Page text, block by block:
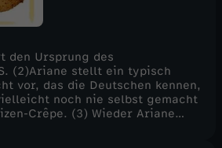
den Ursprung des
(2)Ariane stellt ein typisch
vor, das die Deutschen kennen,
noch nie selbst gemacht
Crêpe. (3) Wieder Ariane